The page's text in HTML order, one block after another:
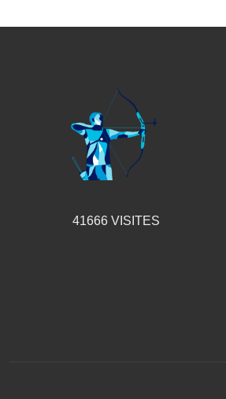
41666VISITES